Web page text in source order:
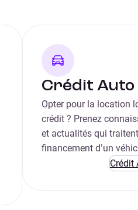
Crédit Auto
Opter pour la location
crédit ? Prenez
et actualités qui
financement d’un
Crédit